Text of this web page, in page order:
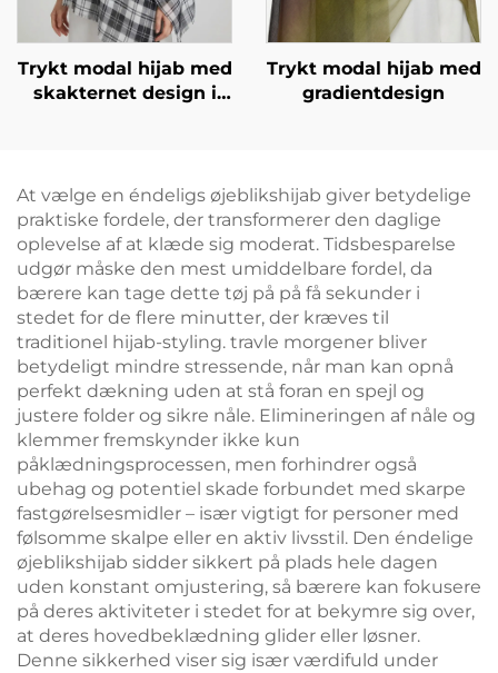
Trykt modal hijab med
skakternet design i
Trykt modal hijab med
gradientdesign
At vælge en éndeligs øjeblikshijab giver betydelige
praktiske fordele, der transformerer den daglige
oplevelse af at klæde sig moderat. Tidsbesparelse
udgør måske den mest umiddelbare fordel, da
bærere kan tage dette tøj på på få sekunder i
stedet for de flere minutter, der kræves til
traditionel hijab-styling. travle morgener bliver
betydeligt mindre stressende, når man kan opnå
perfekt dækning uden at stå foran en spejl og
justere folder og sikre nåle. Elimineringen af nåle og
klemmer fremskynder ikke kun
påklædningsprocessen, men forhindrer også
ubehag og potentiel skade forbundet med skarpe
fastgørelsesmidler – især vigtigt for personer med
følsomme skalpe eller en aktiv livsstil. Den éndelige
øjeblikshijab sidder sikkert på plads hele dagen
uden konstant omjustering, så bærere kan fokusere
på deres aktiviteter i stedet for at bekymre sig over,
at deres hovedbeklædning glider eller løsner.
Denne sikkerhed viser sig især værdifuld under